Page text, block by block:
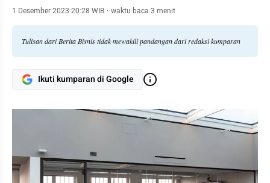
1 Desember 2023 20:28 WIB · waktu baca 3 menit
Tulisan dari Berita Bisnis tidak mewakili pandangan dari redaksi kumparan
Ikuti kumparan di Google